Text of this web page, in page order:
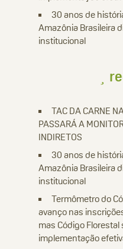
30 anos de
Amazônia Brasileira
institucional
TAC DA CARNE
PASSARÁ A
INDIRETOS
30 anos de
Amazônia Brasileira
institucional
Termômetro do
avanço nas
mas Código Florestal
implementação